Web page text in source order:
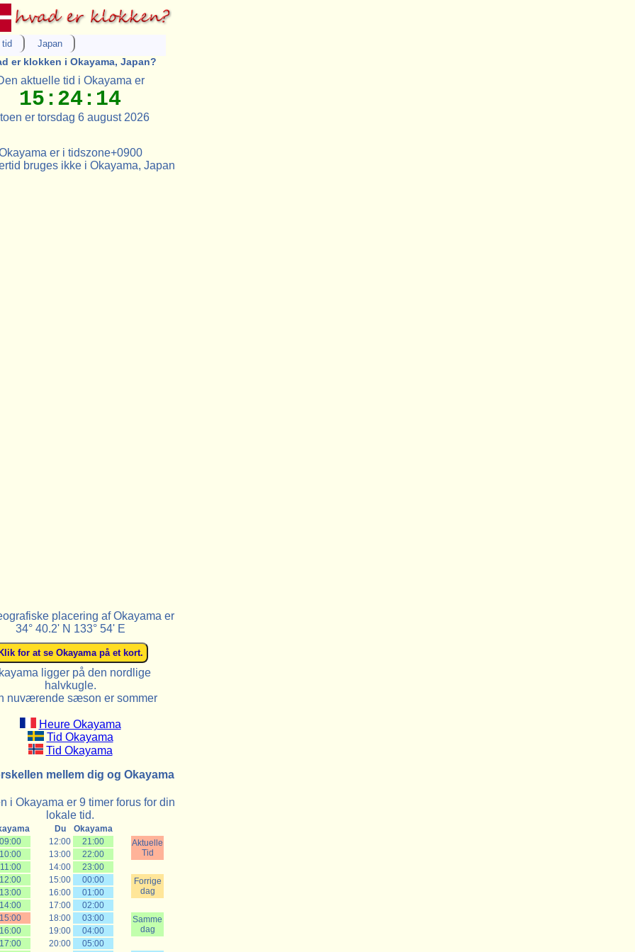
tid Japan
er klokken i Okayama, Japan?
aktuelle tid i Okayama er
15:24:14
er torsdag 6 august 2026
er i tidszone+0900
bruges ikke i Okayama, Japan
placering af Okayama er
34° 40.2' N 133° 54' E
ligger på den nordlige
halvkugle.
nuværende sæson er sommer
Heure Okayama
Tid Okayama
Tid Okayama
mellem dig og Okayama
i Okayama er 9 timer forus for din
lokale tid.
Du
Okayama
09:00 12:00 21:00
Aktuelle
Tid
10:00 13:00
22:00
11:00 14:00
23:00
12:00 15:00 00:00
Forrige
dag
13:00 16:00
01:00
14:00 17:00
02:00
15:00 18:00 03:00
Samme
dag
16:00 19:00
04:00
17:00 20:00
05:00